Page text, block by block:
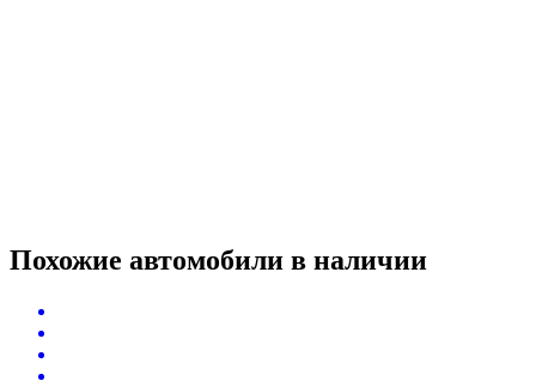
Похожие автомобили в наличии